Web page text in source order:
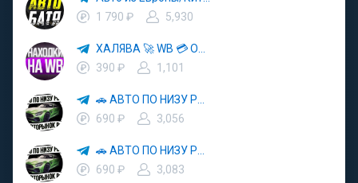
1 790 ₽
5,930
390 ₽
1,101
690 ₽
3,056
690 ₽
3,083